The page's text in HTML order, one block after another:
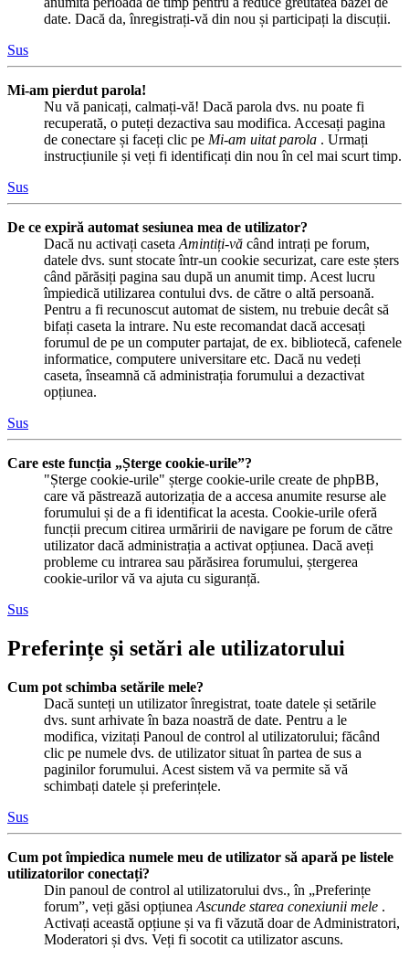
date. Dacă da, înregistrați-vă din nou și participați la discuții.
Sus
Mi-am pierdut parola!
Nu vă panicați, calmați-vă! Dacă parola dvs. nu poate fi
recuperată, o puteți dezactiva sau modifica. Accesați pagina
de conectare și faceți clic pe Mi-am uitat parola . Urmați
instrucțiunile și veți fi identificați din nou în cel mai scurt timp.
Sus
De ce expiră automat sesiunea mea de utilizator?
Dacă nu activați caseta Amintiți-vă când intrați pe forum,
datele dvs. sunt stocate într-un cookie securizat, care este șters
când părăsiți pagina sau după un anumit timp. Acest lucru
împiedică utilizarea contului dvs. de către o altă persoană.
Pentru a fi recunoscut automat de sistem, nu trebuie decât să
bifați caseta la intrare. Nu este recomandat dacă accesați
forumul de pe un computer partajat, de ex. bibliotecă, cafenele
informatice, computere universitare etc. Dacă nu vedeți
caseta, înseamnă că administrația forumului a dezactivat
opțiunea.
Sus
Care este funcția „Șterge cookie-urile”?
"Șterge cookie-urile" șterge cookie-urile create de phpBB,
care vă păstrează autorizația de a accesa anumite resurse ale
forumului și de a fi identificat la acesta. Cookie-urile oferă
funcții precum citirea urmăririi de navigare pe forum de către
utilizator dacă administrația a activat opțiunea. Dacă aveți
probleme cu intrarea sau părăsirea forumului, ștergerea
cookie-urilor vă va ajuta cu siguranță.
Sus
Preferințe și setări ale utilizatorului
Cum pot schimba setările mele?
Dacă sunteți un utilizator înregistrat, toate datele și setările
dvs. sunt arhivate în baza noastră de date. Pentru a le
modifica, vizitați Panoul de control al utilizatorului; făcând
clic pe numele dvs. de utilizator situat în partea de sus a
paginilor forumului. Acest sistem vă va permite să vă
schimbați datele și preferințele.
Sus
Cum pot împiedica numele meu de utilizator să apară pe listele
utilizatorilor conectați?
Din panoul de control al utilizatorului dvs., în „Preferințe
forum”, veți găsi opțiunea Ascunde starea conexiunii mele .
Activați această opțiune și va fi văzută doar de Administratori,
Moderatori și dvs. Veți fi socotit ca utilizator ascuns.